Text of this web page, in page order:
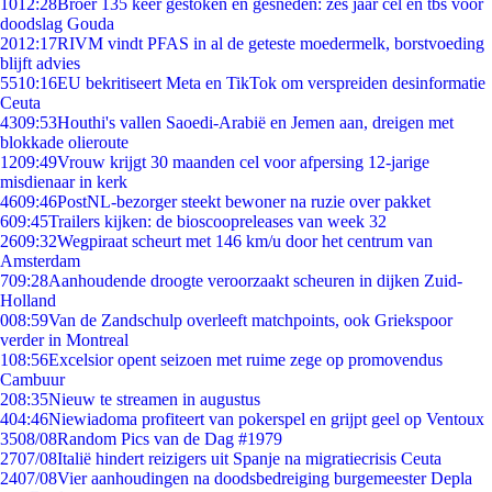
1012:28Broer 135 keer gestoken en gesneden: zes jaar cel en tbs voor
doodslag Gouda
2012:17RIVM vindt PFAS in al de geteste moedermelk, borstvoeding
blijft advies
5510:16EU bekritiseert Meta en TikTok om verspreiden desinformatie
Ceuta
4309:53Houthi's vallen Saoedi-Arabië en Jemen aan, dreigen met
blokkade olieroute
1209:49Vrouw krijgt 30 maanden cel voor afpersing 12-jarige
misdienaar in kerk
4609:46PostNL-bezorger steekt bewoner na ruzie over pakket
609:45Trailers kijken: de bioscoopreleases van week 32
2609:32Wegpiraat scheurt met 146 km/u door het centrum van
Amsterdam
709:28Aanhoudende droogte veroorzaakt scheuren in dijken Zuid-
Holland
008:59Van de Zandschulp overleeft matchpoints, ook Griekspoor
verder in Montreal
108:56Excelsior opent seizoen met ruime zege op promovendus
Cambuur
208:35Nieuw te streamen in augustus
404:46Niewiadoma profiteert van pokerspel en grijpt geel op Ventoux
3508/08Random Pics van de Dag #1979
2707/08Italië hindert reizigers uit Spanje na migratiecrisis Ceuta
2407/08Vier aanhoudingen na doodsbedreiging burgemeester Depla